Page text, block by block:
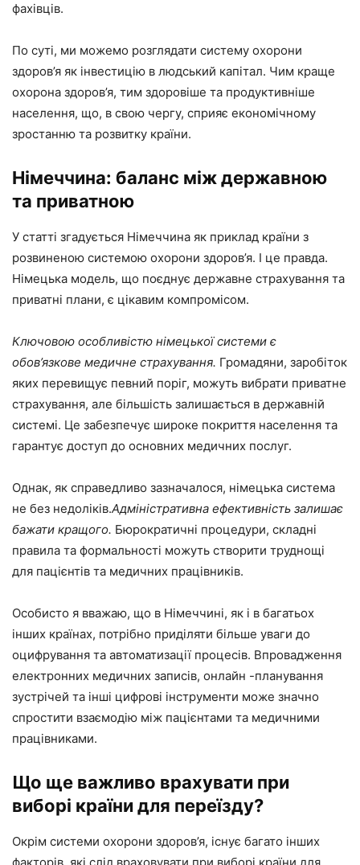
фахівців.
По суті, ми можемо розглядати систему охорони
здоров’я як інвестицію в людський капітал. Чим краще
охорона здоров’я, тим здоровіше та продуктивніше
населення, що, в свою чергу, сприяє економічному
зростанню та розвитку країни.
Німеччина: баланс між державною
та приватною
У статті згадується Німеччина як приклад країни з
розвиненою системою охорони здоров’я. І це правда.
Німецька модель, що поєднує державне страхування та
приватні плани, є цікавим компромісом.
Ключовою особливістю німецької системи є
обов’язкове медичне страхування. Громадяни, заробіток
яких перевищує певний поріг, можуть вибрати приватне
страхування, але більшість залишається в державній
системі. Це забезпечує широке покриття населення та
гарантує доступ до основних медичних послуг.
Однак, як справедливо зазначалося, німецька система
не без недоліків.Адміністративна ефективність залишає
бажати кращого. Бюрократичні процедури, складні
правила та формальності можуть створити труднощі
для пацієнтів та медичних працівників.
Особисто я вважаю, що в Німеччині, як і в багатьох
інших країнах, потрібно приділяти більше уваги до
оцифрування та автоматизації процесів. Впровадження
електронних медичних записів, онлайн -планування
зустрічей та інші цифрові інструменти може значно
спростити взаємодію між пацієнтами та медичними
працівниками.
Що ще важливо врахувати при
виборі країни для переїзду?
Окрім системи охорони здоров’я, існує багато інших